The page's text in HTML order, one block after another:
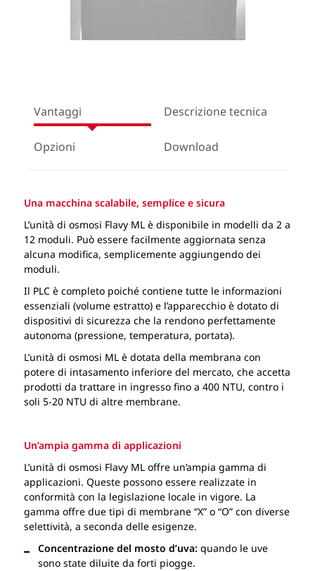
Vantaggi Descrizione tecnica
Opzioni Download
Una macchina scalabile, semplice e sicura
L’unità di osmosi Flavy ML è disponibile in modelli da 2 a
12 moduli. Può essere facilmente aggiornata senza
alcuna modifica, semplicemente aggiungendo dei
moduli.
Il PLC è completo poiché contiene tutte le informazioni
essenziali (volume estratto) e l’apparecchio è dotato di
dispositivi di sicurezza che la rendono perfettamente
autonoma (pressione, temperatura, portata).
L’unità di osmosi ML è dotata della membrana con
potere di intasamento inferiore del mercato, che accetta
prodotti da trattare in ingresso fino a 400 NTU, contro i
soli 5-20 NTU di altre membrane.
Un’ampia gamma di applicazioni
L’unità di osmosi Flavy ML offre un’ampia gamma di
applicazioni. Queste possono essere realizzate in
conformità con la legislazione locale in vigore. La
gamma offre due tipi di membrane “X” o “O” con diverse
selettività, a seconda delle esigenze.
Concentrazione del mosto d’uva: quando le uve
sono state diluite da forti piogge.